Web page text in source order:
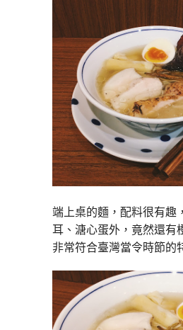
端上桌的麵，配料很有趣
耳、溏心蛋外，竟然還有
非常符合臺灣當令時節的